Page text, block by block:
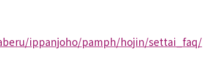
ippanjoho/pamph/hojin/settai_faq/